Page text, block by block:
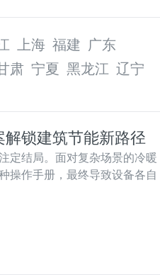
上海 福建 广东
肃 宁夏 黑龙江 辽宁
锁建筑节能新路径
定结局。面对复杂场景的冷暖
操作手册，最终导致设备各自